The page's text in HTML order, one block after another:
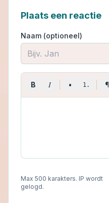
Plaats een reactie
Naam (optioneel)
B I • 1. ¶
Max 500 karakters. IP wordt
gelogd.